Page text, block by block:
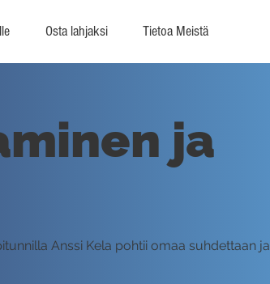
Osta lahjaksi Tietoa Meistä
ja
Anssi Kela pohtii omaa suhdettaan ja